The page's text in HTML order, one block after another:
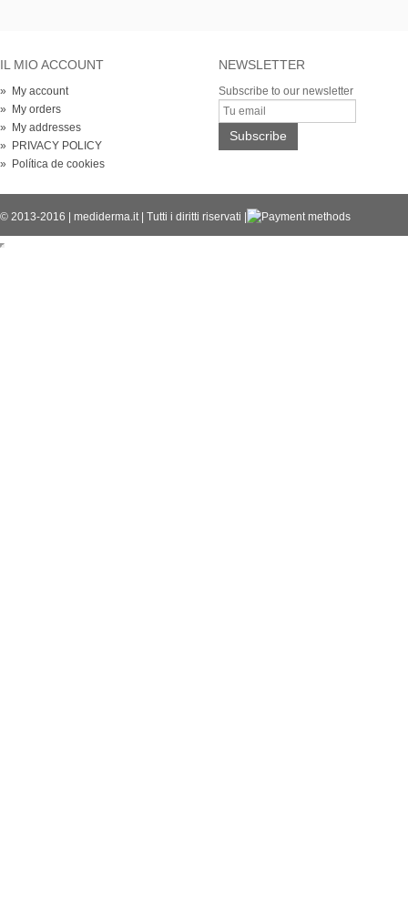
IL MIO ACCOUNT
» My account
» My orders
» My addresses
» PRIVACY POLICY
» Política de cookies
NEWSLETTER
Subscribe to our newsletter
© 2013-2016 | mediderma.it | Tutti i diritti riservati |